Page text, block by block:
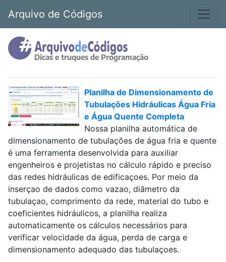
Arquivo de Códigos
Planilha de Dimensionamento de
Tubulações Hidráulicas Água Fria
e Água Quente Completa
Nossa planilha automática de
dimensionamento de tubulações de água fria e quente
é uma ferramenta desenvolvida para auxiliar
engenheiros e projetistas no cálculo rápido e preciso
das redes hidráulicas de edificaçoes. Por meio da
inserçao de dados como vazao, diâmetro da
tubulaçao, comprimento da rede, material do tubo e
coeficientes hidráulicos, a planilha realiza
automaticamente os cálculos necessários para
verificar velocidade da água, perda de carga e
dimensionamento adequado das tubulaçoes.